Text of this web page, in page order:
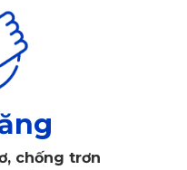
siêu sang, sở hữu nội
chất liệu cao cấp như da
đèn viền ambient light
cabin là điều tối quan
là nơi tiếp xúc trực tiếp
chống trơn